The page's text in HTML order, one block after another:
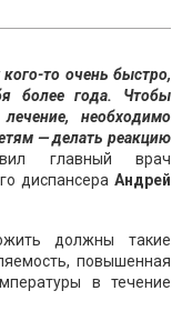
то очень быстро,
более года. Чтобы
необходимо
— делать реакцию
главный врач
диспансера Андрей
должны такие
повышенная
в течение